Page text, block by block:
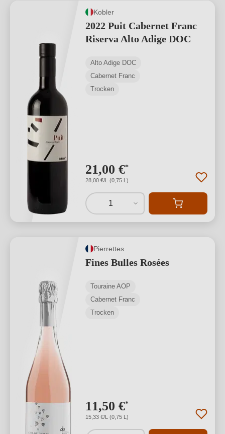
Kobler
2022 Puit Cabernet Franc
Riserva Alto Adige DOC
Alto Adige DOC
Cabernet Franc
Trocken
21,00 €*
28,00 €/L (0,75 L)
1
Pierrettes
Fines Bulles Rosées
Touraine AOP
Cabernet Franc
Trocken
11,50 €*
15,33 €/L (0,75 L)